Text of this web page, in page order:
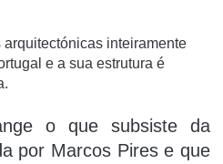
inteiramente
e a sua estrutura é
o que subsiste da
por Marcos Pires e que